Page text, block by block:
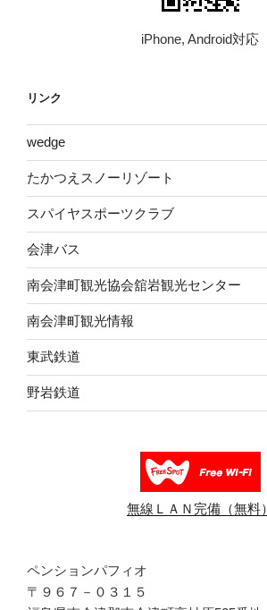
iPhone, Android対応
リンク
wed​ge
たかつえスノーリゾート
スパイヤスポーツクラブ
会津バス
南会津町観光協会舘岩観光センター
南会津町観光情報
東武鉄道
野岩鉄道
無線ＬＡＮ完備（無料）
ペンションパフィオ
〒９６７－０３１５